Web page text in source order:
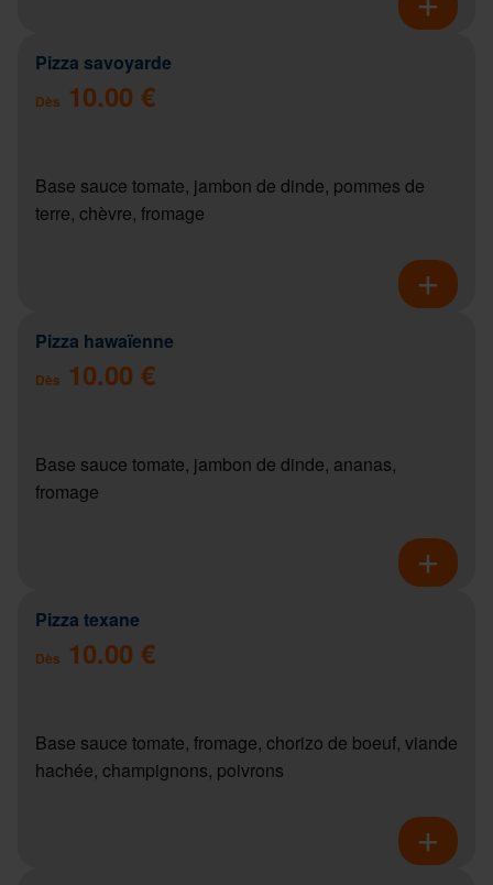
Pizza savoyarde
Dès 10.00 €
Base sauce tomate, jambon de dinde, pommes de
terre, chèvre, fromage
Pizza hawaïenne
Dès 10.00 €
Base sauce tomate, jambon de dinde, ananas,
fromage
Pizza texane
Dès 10.00 €
Base sauce tomate, fromage, chorizo de boeuf, viande
hachée, champignons, poivrons